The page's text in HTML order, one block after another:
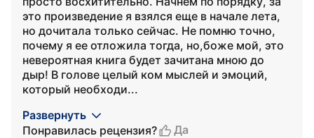
это произведение я взялся еще в начале лета,
но дочитала только сейчас. Не помню точно,
почему я ее отложила тогда, но,боже мой, это
невероятная книга будет зачитана мною до
дыр! В голове целый ком мыслей и эмоций,
который необходи...
Развернуть
Понравилась рецензия?
Да